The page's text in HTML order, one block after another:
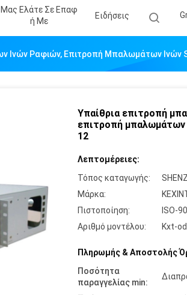
Μας Ελάτε Σε Επαφ
Ή Με
Ειδήσεις
Ινών Ραφιών, Επιτροπή Μπαλωμάτων Ινών
Υπαίθρια επιτροπή
επιτροπή μπαλωμάτων
12
Λεπτομέρειες:
Τόπος καταγωγής:
Μάρκα:
Πιστοποίηση:
ISO-
Αριθμό μοντέλου:
Kxt-
Πληρωμής & Αποστολής
Ποσότητα
παραγγελίας min: